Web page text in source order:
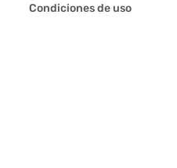
Condiciones de uso